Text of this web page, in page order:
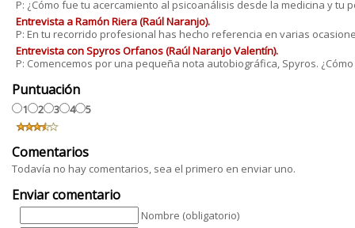
P: ¿Cómo fue tu acercamiento al psicoanálisis desde la medicina y tu
Entrevista a Ramón Riera (Raúl Naranjo).
P: En tu recorrido profesional has hecho referencia en varias
Entrevista con Spyros Orfanos (Raúl Naranjo Valentín).
P: Comencemos por una pequeña nota autobiográfica, Spyros. ¿Cómo
Puntuación
1 2 3 4 5
Comentarios
Todavía no hay comentarios, sea el primero en enviar uno.
Enviar comentario
Nombre (obligatorio)